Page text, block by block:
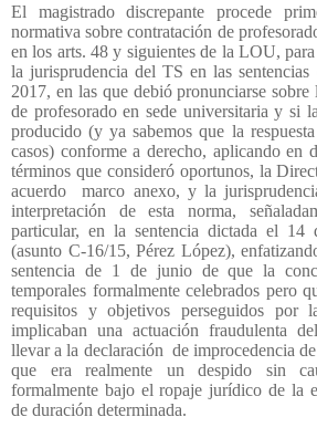
El magistrado discrepante procede
normativa sobre contratación de
en los arts. 48 y siguientes de la LOU,
la jurisprudencia del TS en las sentencias
2017, en las que debió pronunciarse
de profesorado en sede universitaria y si
producido (y ya sabemos que la
casos) conforme a derecho, aplicando en
términos que consideró oportunos, la
acuerdo
marco anexo, y la
interpretación de esta norma,
particular, en la sentencia dictada el 14
(asunto C-16/15, Pérez López),
sentencia de 1 de junio de que la
temporales formalmente celebrados pero
requisitos y objetivos perseguidos por
implicaban una actuación fraudulenta
llevar a la declaración de improcedencia
que era realmente un despido sin
formalmente bajo el ropaje jurídico de la
de duración determinada.